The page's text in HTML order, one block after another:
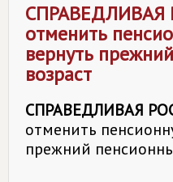
СПРАВЕДЛИВАЯ
отменить
вернуть
возраст
СПРАВЕДЛИВАЯ
отменить
прежний